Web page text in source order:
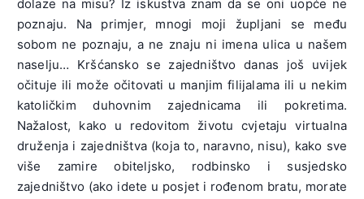
dolaze na misu? Iz iskustva znam da se oni uopće ne
poznaju. Na primjer, mnogi moji župljani se među
sobom ne poznaju, a ne znaju ni imena ulica u našem
naselju… Kršćansko se zajedništvo danas još uvijek
očituje ili može očitovati u manjim filijalama ili u nekim
katoličkim duhovnim zajednicama ili pokretima.
Nažalost, kako u redovitom životu cvjetaju virtualna
druženja i zajedništva (koja to, naravno, nisu), kako sve
više zamire obiteljsko, rodbinsko i susjedsko
zajedništvo (ako idete u posjet i rođenom bratu, morate